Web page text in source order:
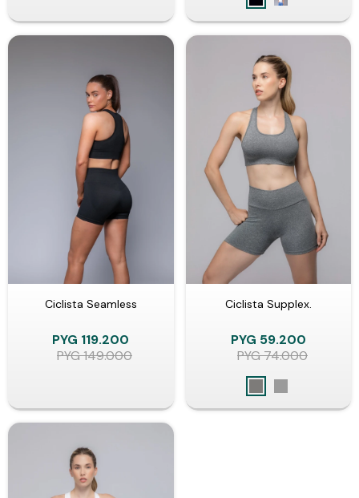
Ciclista Seamless
PYG 119.200
PYG149.000
Ciclista Supplex.
PYG 59.200
PYG74.000